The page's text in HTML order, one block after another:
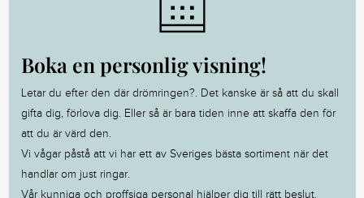
Boka en personlig visning!
Letar du efter den där drömringen?. Det kanske är så att du skall
gifta dig, förlova dig. Eller så är bara tiden inne att skaffa den för
att du är värd den.
Vi vågar påstå att vi har ett av Sveriges bästa sortiment när det
handlar om just ringar.
Vår kunniga och proffsiga personal hjälper dig till rätt beslut.